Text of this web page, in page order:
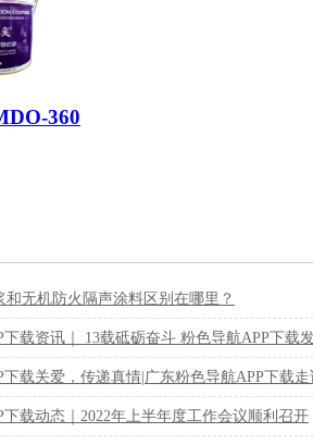
360
无机防火隔声涂料区别在哪里？
下载资讯｜ 13载砥砺奋斗 粉色导航APP下载
载关爱，传递真情|广东粉色导航APP下载
下载动态｜2022年上半年度工作会议顺利召开